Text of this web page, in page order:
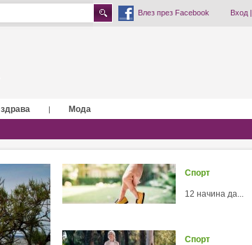
Влез през Facebook Вход|
| Мода
Спорт
12 начина да...
Спорт